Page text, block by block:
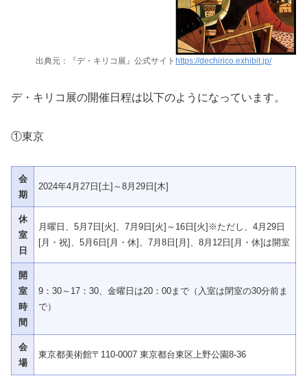
出典元：『デ・キリコ展』公式サイト https://dechirico.exhibit.jp/
デ・キリコ展の開催日程は以下のようになっています。
①東京
会
期
2024年4月27日[土]～8月29日[木]
休
室
日
月曜日、5月7日[火]、7月9日[火]～16日[火]※ただし、4月29日
[月・祝]、5月6日[月・休]、7月8日[月]、8月12日[月・休]は開室
開
室
時
間
9：30～17：30、金曜日は20：00まで（入室は閉室の30分前ま
で）
会
場
東京都美術館〒110-0007 東京都台東区上野公園8-36